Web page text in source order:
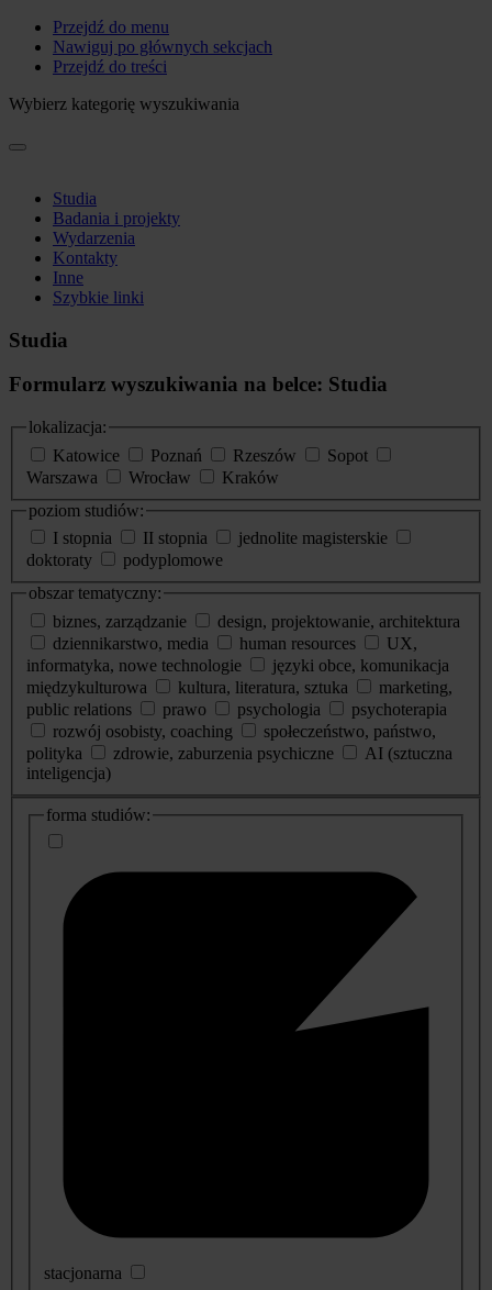
Przejdź do menu
Nawiguj po głównych sekcjach
Przejdź do treści
Wybierz kategorię wyszukiwania
Studia
Badania i projekty
Wydarzenia
Kontakty
Inne
Szybkie linki
Studia
Formularz wyszukiwania na belce: Studia
lokalizacja:
Katowice
Poznań Rzeszów
Sopot
Warszawa
Wrocław
Kraków
poziom studiów:
I stopnia
II stopnia
jednolite magisterskie
doktoraty
podyplomowe
obszar tematyczny:
biznes, zarządzanie
design, projektowanie, architektura
dziennikarstwo, media
human resources
UX,
informatyka, nowe technologie
języki obce, komunikacja
międzykulturowa
kultura, literatura, sztuka
marketing,
public relations
prawo psychologia
psychoterapia
rozwój osobisty, coaching
społeczeństwo, państwo,
polityka
zdrowie, zaburzenia psychiczne
AI (sztuczna
inteligencja)
dodatkowe
informacje
forma studiów:
stacjonarna